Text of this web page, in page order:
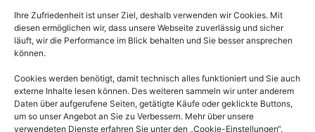
Ihre Zufriedenheit ist unser Ziel, deshalb verwenden wir Cookies. Mit
diesen ermöglichen wir, dass unsere Webseite zuverlässig und sicher
läuft, wir die Performance im Blick behalten und Sie besser ansprechen
können.
Cookies werden benötigt, damit technisch alles funktioniert und Sie auch
externe Inhalte lesen können. Des weiteren sammeln wir unter anderem
Daten über aufgerufene Seiten, getätigte Käufe oder geklickte Buttons,
um so unser Angebot an Sie zu Verbessern. Mehr über unsere
verwendeten Dienste erfahren Sie unter den „Cookie-Einstellungen“.
Beratung & Trainings
Seminare
Vita Sephora McElroy
Rechtliches
Impressum